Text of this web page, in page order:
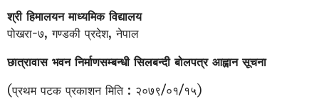
श्री हिमालयन माध्यमिक विद्यालय
पोखरा-७, गण्डकी प्रदेश, नेपाल
छात्रावास भवन निर्माणसम्बन्धी सिलबन्दी बोलपत्र आह्वान सूचना
(प्रथम पटक प्रकाशन मिति : २०७९/०१/१५)